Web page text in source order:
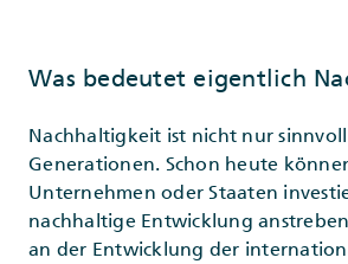
Was bedeutet eigentlich
Nachhaltigkeit ist nicht nur
Generationen. Schon heute
Unternehmen oder Staaten
nachhaltige Entwicklung
an der Entwicklung der